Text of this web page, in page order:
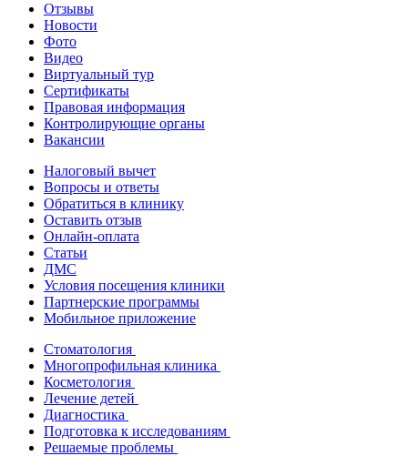
Отзывы
Новости
Фото
Видео
Виртуальный тур
Сертификаты
Правовая информация
Контролирующие органы
Вакансии
Налоговый вычет
Вопросы и ответы
Обратиться в клинику
Оставить отзыв
Онлайн-оплата
Статьи
ДМС
Условия посещения клиники
Партнерские программы
Мобильное приложение
Стоматология
Многопрофильная клиника
Косметология
Лечение детей
Диагностика
Подготовка к исследованиям
Решаемые проблемы